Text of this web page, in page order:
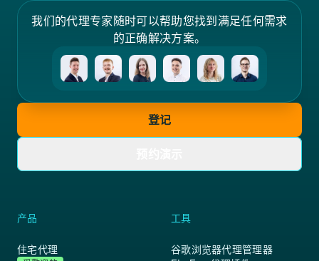
我们的代理专家随时可以帮助您找到满足任何需求
的正确解决方案。
登记
产品
住宅代理
工具
谷歌浏览器代理管理器